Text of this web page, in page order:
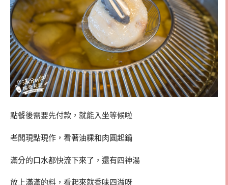
點餐後需要先付款，就能入坐等候啦
老闆現點現作，看著油粿和肉圓起鍋
滿分的口水都快流下來了，還有四神湯
放上滿滿的料，看起來就香味四溢呀